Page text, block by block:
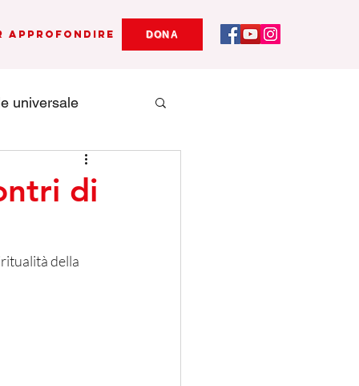
Approfondire DONA
universale
Antibarbarie
di
della